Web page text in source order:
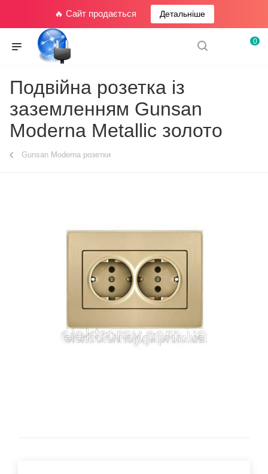
🔥 Сайт продається Детальніше
0
Подвійна розетка із
заземленням Gunsan
Moderna Metallic золото
Gunsan Moderna розетки